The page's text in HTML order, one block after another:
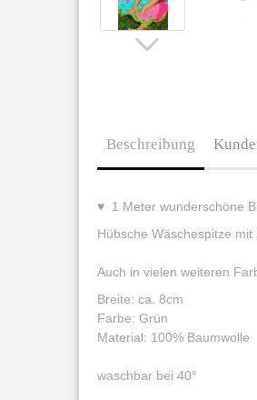
Beschreibung
♥ 1 Meter wunderschöne
Hübsche Wäschespitze
Auch in vielen weiteren
Breite: ca. 8cm
Farbe: Grün
Material: 100% Baumwolle
waschbar bei 40°